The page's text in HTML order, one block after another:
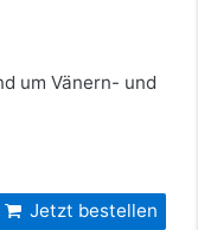
um Vänern- und
Jetzt bestellen